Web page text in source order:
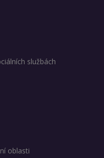
službách
oblasti